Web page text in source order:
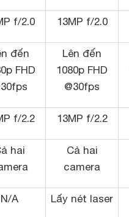
f/2.0 13MP f/2.0
đến
FHD
Lên đến
1080p FHD
@30fps
f/2.2 13MP f/2.2
hai
Cả hai
camera
N/A Lấy nét laser